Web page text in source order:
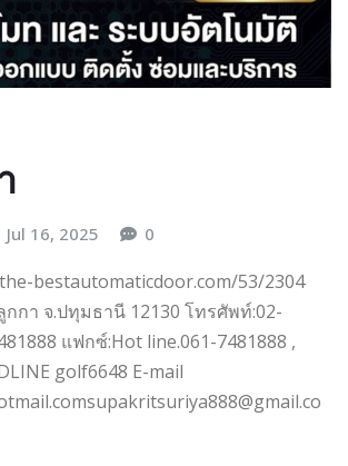
Jul 16, 2025 0
bestautomaticdoor.com/53/2304
กา จ.ปทุมธานี 12130 โทรศัพท์:02-
แฟกซ์:Hot line.061-7481888 ,
golf6648 E-mail